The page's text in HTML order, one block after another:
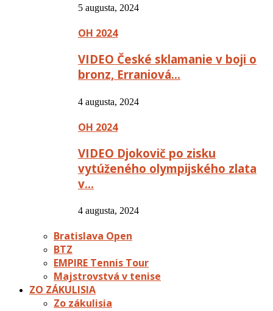
5 augusta, 2024
OH 2024
VIDEO České sklamanie v boji o
bronz, Erraniová…
4 augusta, 2024
OH 2024
VIDEO Djokovič po zisku
vytúženého olympijského zlata
v…
4 augusta, 2024
Bratislava Open
BTZ
EMPIRE Tennis Tour
Majstrovstvá v tenise
ZO ZÁKULISIA
Zo zákulisia